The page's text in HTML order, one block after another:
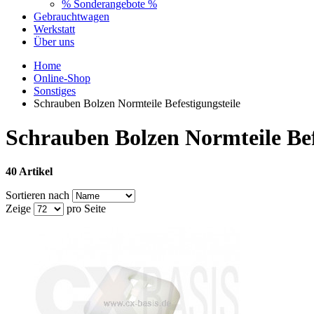
% Sonderangebote %
Gebrauchtwagen
Werkstatt
Über uns
Home
Online-Shop
Sonstiges
Schrauben Bolzen Normteile Befestigungsteile
Schrauben Bolzen Normteile
40 Artikel
Sortieren nach
Zeige
pro Seite